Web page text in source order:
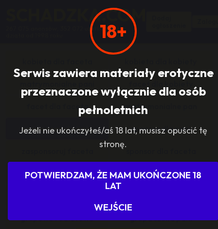
18+
Serwis zawiera materiały erotyczne
przeznaczone wyłącznie dla osób
pełnoletnich
Jeżeli nie ukończyłeś/aś 18 lat, musisz opuścić tę
stronę.
POTWIERDZAM, ŻE MAM UKOŃCZONE 18
LAT
WEJŚCIE
SCHADZKA.COM
267 075 anonsów, 352 072 użytkowników,
facet dla faceta matrymonialne pan
zasponsoruj panią sponsor dla pani
sponsoring grupy agencje towarzyskie
grupowo i odlotowo grupa szuka pani